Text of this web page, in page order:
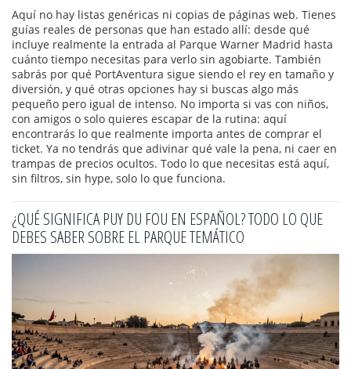
Aquí no hay listas genéricas ni copias de páginas web. Tienes
guías reales de personas que han estado allí: desde qué
incluye realmente la entrada al Parque Warner Madrid hasta
cuánto tiempo necesitas para verlo sin agobiarte. También
sabrás por qué PortAventura sigue siendo el rey en tamaño y
diversión, y qué otras opciones hay si buscas algo más
pequeño pero igual de intenso. No importa si vas con niños,
con amigos o solo quieres escapar de la rutina: aquí
encontrarás lo que realmente importa antes de comprar el
ticket. Ya no tendrás que adivinar qué vale la pena, ni caer en
trampas de precios ocultos. Todo lo que necesitas está aquí,
sin filtros, sin hype, solo lo que funciona.
¿QUÉ SIGNIFICA PUY DU FOU EN ESPAÑOL? TODO LO QUE
DEBES SABER SOBRE EL PARQUE TEMÁTICO